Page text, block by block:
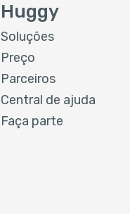
Huggy
Soluções
Preço
Parceiros
Central de ajuda
Faça parte